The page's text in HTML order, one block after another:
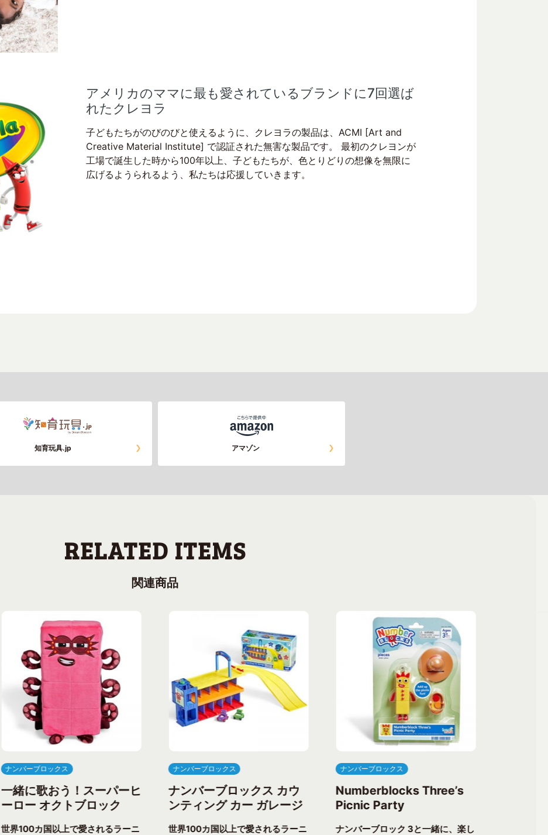
アメリカのママに最も愛されているブランドに7回選ば
れたクレヨラ
子どもたちがのびのびと使えるように、クレヨラの製品は、ACMI [Art and
Creative Material Institute] で認証された無害な製品です。 最初のクレヨンが
工場で誕生した時から100年以上、子どもたちが、色とりどりの想像を無限に
広げるようられるよう、私たちは応援していきます。
知育玩具.jp アマゾン
関連商品
ナンバーブロックス
一緒に歌おう！スーパーヒ
ーロー オクトブロック
世界100カ国以上で愛されるラーニ
ナンバーブロックス
ナンバーブロックス カウ
ンティング カー ガレージ
世界100カ国以上で愛されるラーニ
ナンバーブロックス
Numberblocks Three’s
Picnic Party
ナンバーブロック 3と一緒に、楽し